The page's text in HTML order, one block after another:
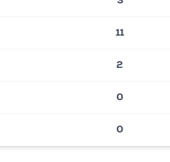
11
2
0
0